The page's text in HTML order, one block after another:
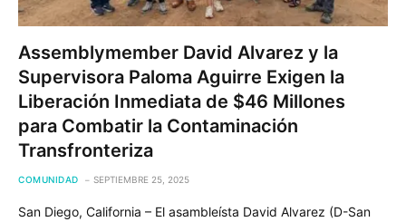
Assemblymember David Alvarez y la
Supervisora Paloma Aguirre Exigen la
Liberación Inmediata de $46 Millones
para Combatir la Contaminación
Transfronteriza
COMUNIDAD SEPTIEMBRE 25, 2025
San Diego, California – El asambleísta David Alvarez (D-San